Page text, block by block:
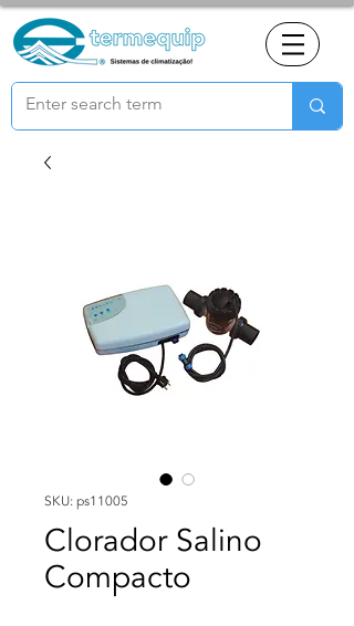
SKU: ps11005
Clorador Salino
Compacto